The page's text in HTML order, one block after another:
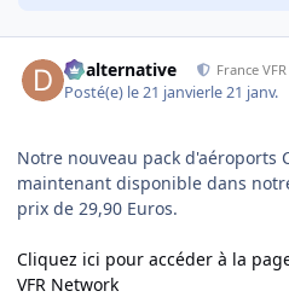
dbalternative France VFR
Posté(e) le 21 janvierle 21 janv.
Notre nouveau pack d'aéroports
maintenant disponible dans
prix de 29,90 Euros.
Cliquez ici pour accéder à la
VFR Network